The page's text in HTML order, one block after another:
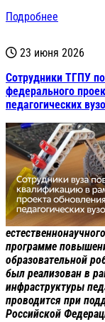
Подробнее
23 июня 2026
Сотрудники ТГПУ
федерального
педагогических
программе
образовательной
был реализован в
инфраструктуры
проводится при
Российской